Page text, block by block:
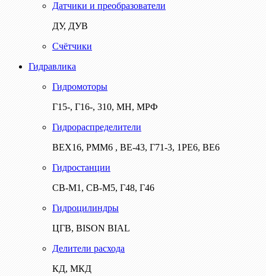
Датчики и преобразователи
ДУ, ДУВ
Счётчики
Гидравлика
Гидромоторы
Г15-, Г16-, 310, МН, МРФ
Гидрораспределители
ВЕХ16, РММ6 , ВЕ-43, Г71-3, 1РЕ6, ВЕ6
Гидростанции
СВ-М1, СВ-М5, Г48, Г46
Гидроцилиндры
ЦГВ, BISON BIAL
Делители расхода
КД, МКД